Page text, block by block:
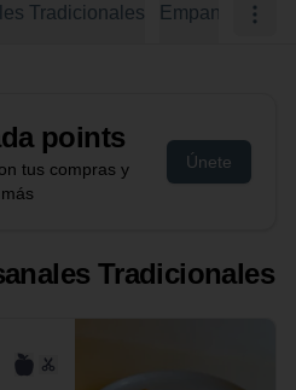
Tradicionales Empanadas
points
tus compras y
Únete
Tradicionales